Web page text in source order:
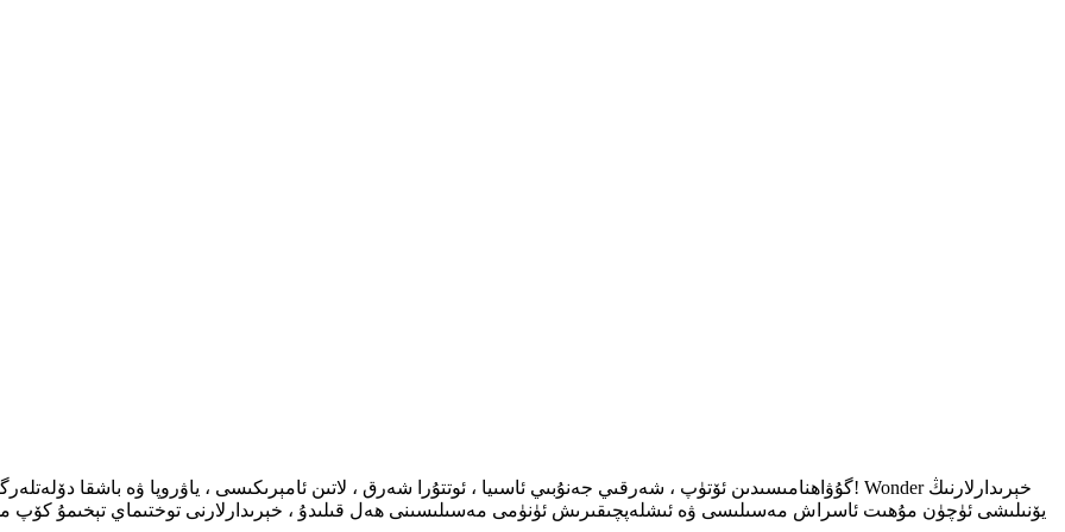
يۆنىلىشى ئۈچۈن مۇھىت ئاسراش مەسىلىسى ۋە ئىشلەپچىقىرىش ئۈنۈمى مەسىلىسىنى ھەل قىلىدۇ ، خېرىدارلارنى توختىماي تېخىمۇ كۆپ